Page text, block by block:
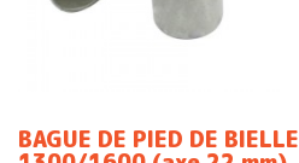
BAGUE DE PIED DE BIELLE